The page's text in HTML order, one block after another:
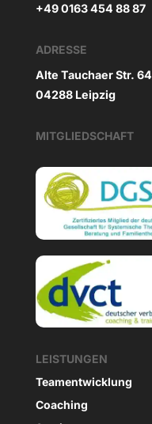
+49 0163 454 88 87
ADRESSE
Alte Tauchaer Str. 64
04288 Leipzig
MITGLIEDSCHAFT
LEISTUNGEN
Teamentwicklung
Coaching